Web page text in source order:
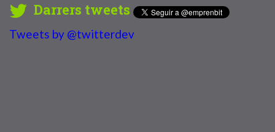
Darrers tweets
Tweets by @twitterdev